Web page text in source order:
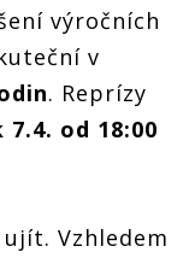
výročních
v
. Reprízy
od 18:00
Vzhledem